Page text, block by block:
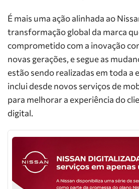
É mais uma ação alinhada ao
transformação global da marca
comprometido com a inovação
novas gerações, e segue as
estão sendo realizadas em toda a
inclui desde novos serviços de
para melhorar a experiência do
digital.